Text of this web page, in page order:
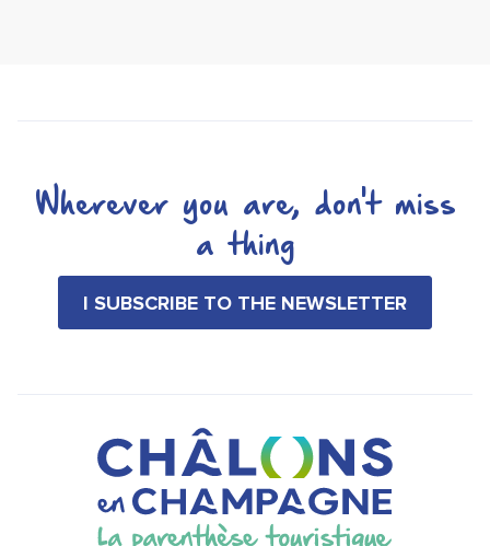
Wherever you are, don't miss
a thing
I SUBSCRIBE TO THE NEWSLETTER